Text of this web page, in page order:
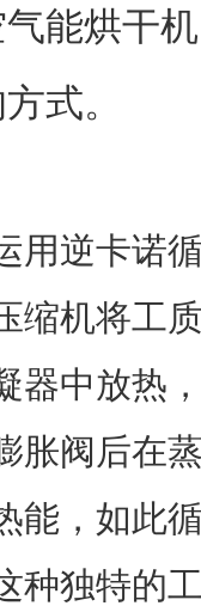
能烘干
式。
逆卡诺循
缩机将工
器中放热
胀阀后在
能，如此
种独特的